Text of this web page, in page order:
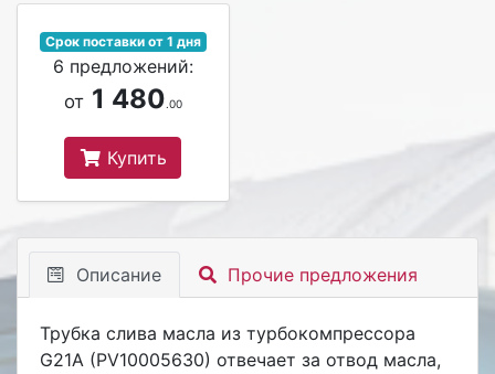
Срок поставки от 1 дня
6 предложений:
от 1 480.00
Купить
Описание Прочие предложения
Трубка слива масла из турбокомпрессора
G21A (PV10005630) отвечает за отвод масла,